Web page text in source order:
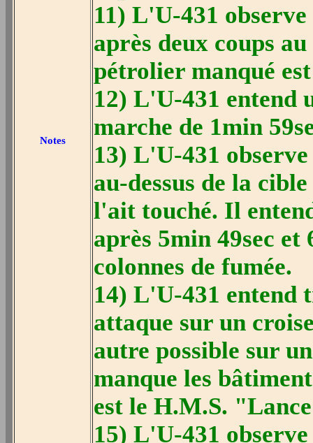
Notes
11) L'U-431
après deux coups
pétrolier manqué
12) L'U-431 entend
marche de 1min
13) L'U-431
au-dessus de la
l'ait touché. Il
après 5min 49sec et
colonnes de fumée.
14) L'U-431 entend
attaque sur un
autre possible sur
manque les
est le H.M.S.
15) L'U-431